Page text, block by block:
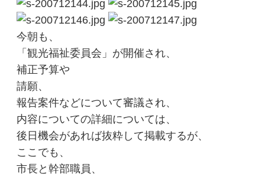
今朝も、
「観光福祉委員会」が開催され、
補正予算や
請願、
報告案件などについて審議され、
内容についての詳細については、
後日機会があれば抜粋して掲載するが、
ここでも、
市長と幹部職員、